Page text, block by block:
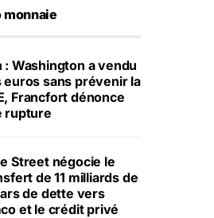
: Washington a vendu
euros sans prévenir la
Francfort dénonce
rupture
Street négocie le
de 11 milliards de
de dette vers
et le crédit privé